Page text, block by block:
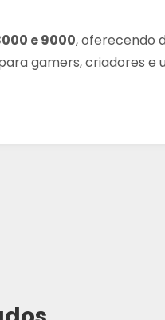
e 9000, oferecendo
gamers, criadores e